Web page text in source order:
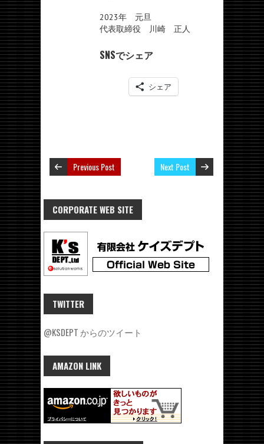
2023年 元旦
代表取締役 川崎 正人
SNSでシェア
シェア
Previous Post Next Post
CORPORATE WEB SITE
TWITTER
@KSDEPT からのツイート
AMAZON LINK